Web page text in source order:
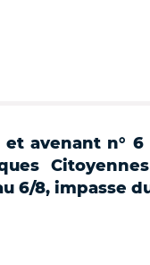
et avenant n°
6/8, impasse